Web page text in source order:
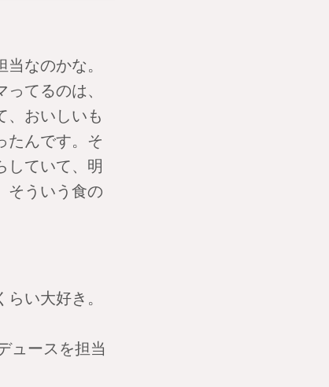
なのかな。
てるのは、
、おいしいも
たんです。そ
していて、明
そういう食の
い大好き。
ュースを担当